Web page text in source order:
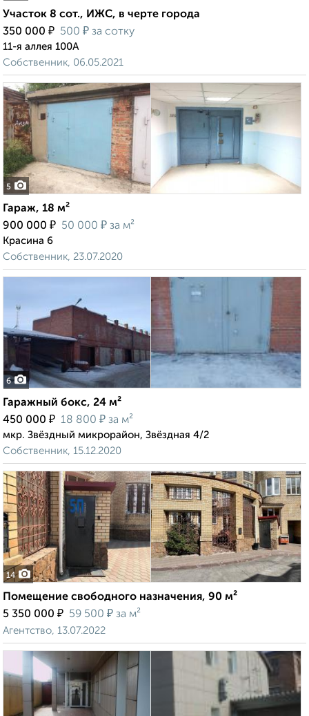
Участок 8 сот., ИЖС, в черте города
350 000 ₽ 500 ₽ за сотку
11-я аллея 100А
Собственник, 06.05.2021
5
Гараж, 18 м²
900 000 ₽ 50 000 ₽ за м²
Красина 6
Собственник, 23.07.2020
6
Гаражный бокс, 24 м²
450 000 ₽ 18 800 ₽ за м²
мкр. Звёздный микрорайон, Звёздная 4/2
Собственник, 15.12.2020
14
Помещение свободного назначения, 90 м²
5 350 000 ₽ 59 500 ₽ за м²
Агентство, 13.07.2022